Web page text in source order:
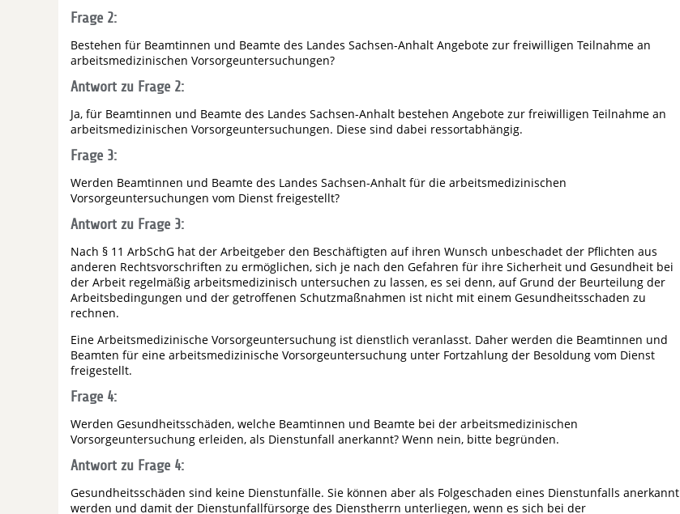
Frage 2:
Bestehen für Beamtinnen und Beamte des Landes Sachsen-Anhalt Angebote zur freiwilligen Teilnahme an
arbeitsmedizinischen Vorsorgeuntersuchungen?
Antwort zu Frage 2:
Ja, für Beamtinnen und Beamte des Landes Sachsen-Anhalt bestehen Angebote zur freiwilligen Teilnahme an
arbeitsmedizinischen Vorsorgeuntersuchungen. Diese sind dabei ressortabhängig.
Frage 3:
Werden Beamtinnen und Beamte des Landes Sachsen-Anhalt für die arbeitsmedizinischen
Vorsorgeuntersuchungen vom Dienst freigestellt?
Antwort zu Frage 3:
Nach § 11 ArbSchG hat der Arbeitgeber den Beschäftigten auf ihren Wunsch unbeschadet der Pflichten aus
anderen Rechtsvorschriften zu ermöglichen, sich je nach den Gefahren für ihre Sicherheit und Gesundheit bei
der Arbeit regelmäßig arbeitsmedizinisch untersuchen zu lassen, es sei denn, auf Grund der Beurteilung der
Arbeitsbedingungen und der getroffenen Schutzmaßnahmen ist nicht mit einem Gesundheitsschaden zu
rechnen.
Eine Arbeitsmedizinische Vorsorgeuntersuchung ist dienstlich veranlasst. Daher werden die Beamtinnen und
Beamten für eine arbeitsmedizinische Vorsorgeuntersuchung unter Fortzahlung der Besoldung vom Dienst
freigestellt.
Frage 4:
Werden Gesundheitsschäden, welche Beamtinnen und Beamte bei der arbeitsmedizinischen
Vorsorgeuntersuchung erleiden, als Dienstunfall anerkannt? Wenn nein, bitte begründen.
Antwort zu Frage 4:
Gesundheitsschäden sind keine Dienstunfälle. Sie können aber als Folgeschaden eines Dienstunfalls anerkannt
werden und damit der Dienstunfallfürsorge des Dienstherrn unterliegen, wenn es sich bei der